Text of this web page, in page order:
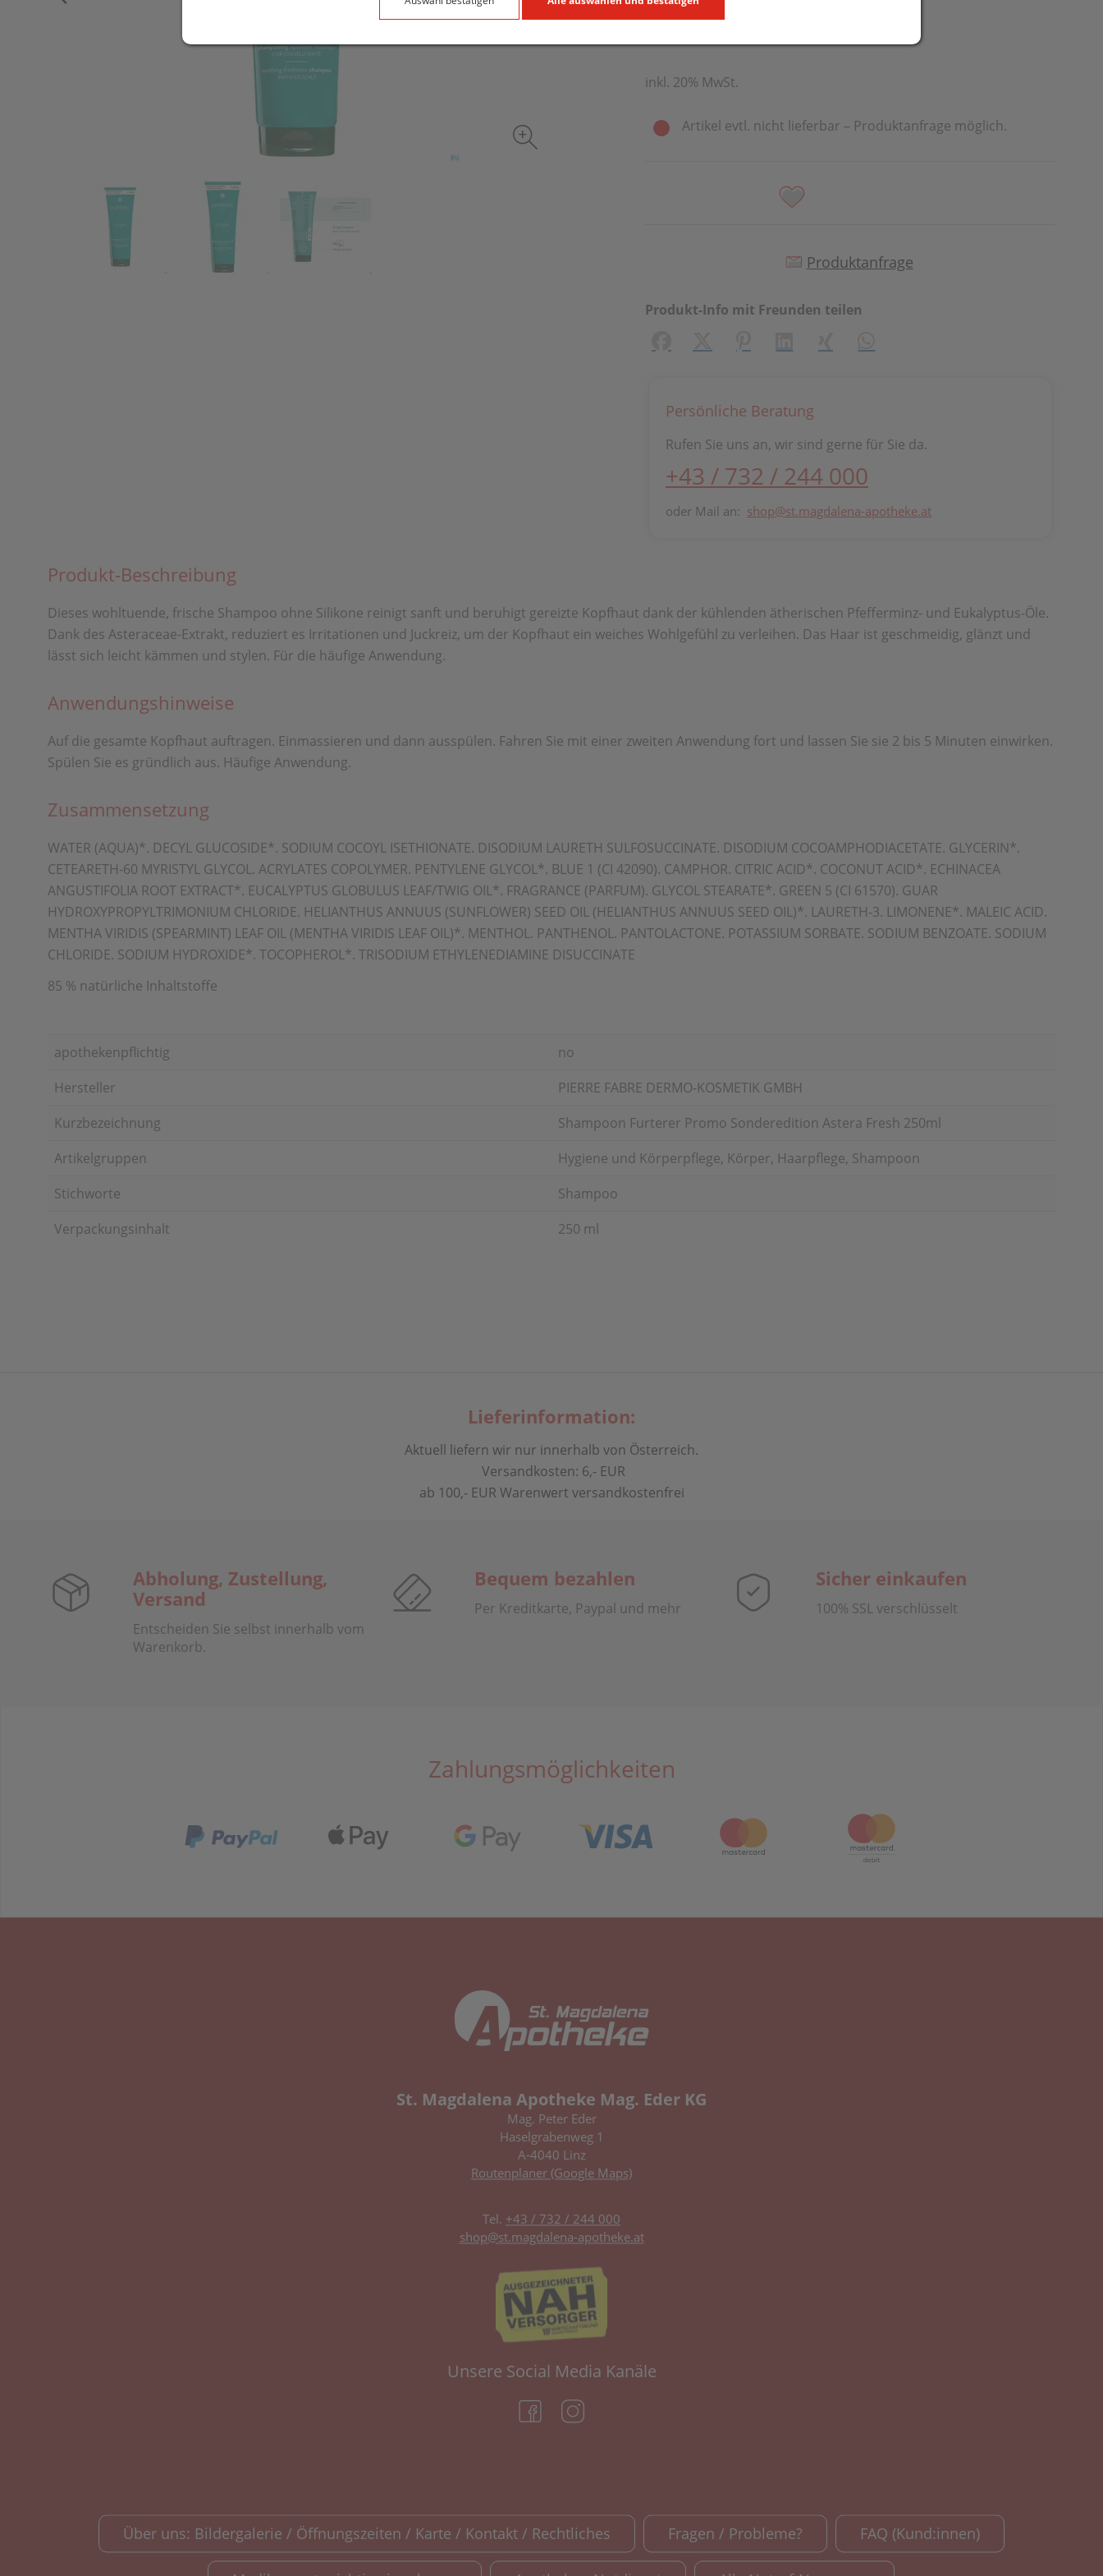
inkl. 20% MwSt.
Artikel evtl. nicht lieferbar – Produktanfrage möglich.
Produktanfrage
Produkt-Info mit Freunden teilen
Persönliche Beratung
Rufen Sie uns an, wir sind gerne für Sie da.
+43 / 732 / 244 000
oder Mail an: shop@st.magdalena-apotheke.at
Produkt-Beschreibung
Dieses wohltuende, frische Shampoo ohne Silikone reinigt sanft und beruhigt gereizte Kopfhaut dank der kühlenden ätherischen Pfefferminz- und Eukalyptus-Öle.
Dank des Asteraceae-Extrakt, reduziert es Irritationen und Juckreiz, um der Kopfhaut ein weiches Wohlgefühl zu verleihen. Das Haar ist geschmeidig, glänzt und
lässt sich leicht kämmen und stylen. Für die häufige Anwendung.
Anwendungshinweise
Auf die gesamte Kopfhaut auftragen. Einmassieren und dann ausspülen. Fahren Sie mit einer zweiten Anwendung fort und lassen Sie sie 2 bis 5 Minuten einwirken.
Spülen Sie es gründlich aus. Häufige Anwendung.
Zusammensetzung
WATER (AQUA)*. DECYL GLUCOSIDE*. SODIUM COCOYL ISETHIONATE. DISODIUM LAURETH SULFOSUCCINATE. DISODIUM COCOAMPHODIACETATE. GLYCERIN*.
CETEARETH-60 MYRISTYL GLYCOL. ACRYLATES COPOLYMER. PENTYLENE GLYCOL*. BLUE 1 (CI 42090). CAMPHOR. CITRIC ACID*. COCONUT ACID*. ECHINACEA
ANGUSTIFOLIA ROOT EXTRACT*. EUCALYPTUS GLOBULUS LEAF/TWIG OIL*. FRAGRANCE (PARFUM). GLYCOL STEARATE*. GREEN 5 (CI 61570). GUAR
HYDROXYPROPYLTRIMONIUM CHLORIDE. HELIANTHUS ANNUUS (SUNFLOWER) SEED OIL (HELIANTHUS ANNUUS SEED OIL)*. LAURETH-3. LIMONENE*. MALEIC ACID.
MENTHA VIRIDIS (SPEARMINT) LEAF OIL (MENTHA VIRIDIS LEAF OIL)*. MENTHOL. PANTHENOL. PANTOLACTONE. POTASSIUM SORBATE. SODIUM BENZOATE. SODIUM
CHLORIDE. SODIUM HYDROXIDE*. TOCOPHEROL*. TRISODIUM ETHYLENEDIAMINE DISUCCINATE
85 % natürliche Inhaltstoffe
apothekenpflichtig
no
Hersteller
PIERRE FABRE DERMO-KOSMETIK GMBH
Kurzbezeichnung
Shampoon Furterer Promo Sonderedition Astera Fresh 250ml
Artikelgruppen
Hygiene und Körperpflege, Körper, Haarpflege, Shampoon
Stichworte
Shampoo
Verpackungsinhalt
250 ml
Lieferinformation:
Aktuell liefern wir nur innerhalb von Österreich.
Versandkosten: 6,- EUR
ab 100,- EUR Warenwert versandkostenfrei
Abholung, Zustellung,
Versand
Entscheiden Sie selbst innerhalb vom
Warenkorb.
Bequem bezahlen
Per Kreditkarte, Paypal und mehr
Sicher einkaufen
100% SSL verschlüsselt
Zahlungsmöglichkeiten
St. Magdalena Apotheke Mag. Eder KG
Mag. Peter Eder
Haselgrabenweg 1
A-4040 Linz
Routenplaner (Google Maps)
Tel. +43 / 732 / 244 000
shop@st.magdalena-apotheke.at
Unsere Social Media Kanäle
(öffnet in neuem Tab)
Über uns: Bildergalerie / Öffnungszeiten / Karte / Kontakt / Rechtliches Fragen / Probleme? FAQ (Kund:innen)